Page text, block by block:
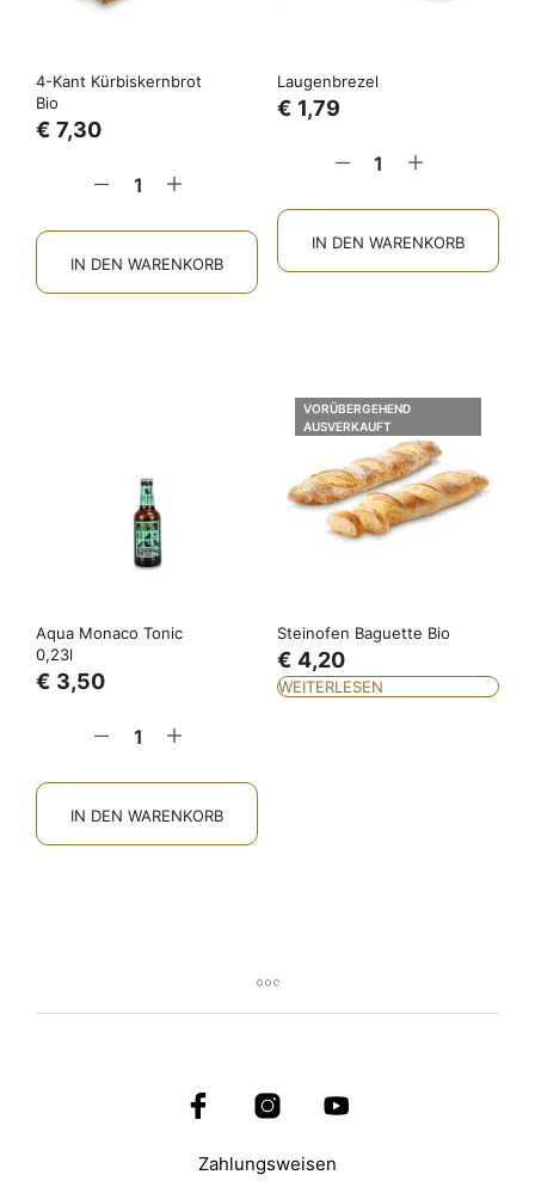
4-Kant Kürbiskernbrot
Bio
€ 7,30
IN DEN WARENKORB
Laugenbrezel
€ 1,79
IN DEN WARENKORB
Aqua Monaco Tonic
0,23l
€ 3,50
IN DEN WARENKORB
VORÜBERGEHEND
AUSVERKAUFT
Steinofen Baguette Bio
€ 4,20
WEITERLESEN
Zahlungsweisen